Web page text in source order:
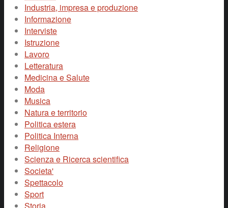
Industria, impresa e produzione
Informazione
Interviste
Istruzione
Lavoro
Letteratura
Medicina e Salute
Moda
Musica
Natura e territorio
Politica estera
Politica Interna
Religione
Scienza e Ricerca scientifica
Societa'
Spettacolo
Sport
Storia